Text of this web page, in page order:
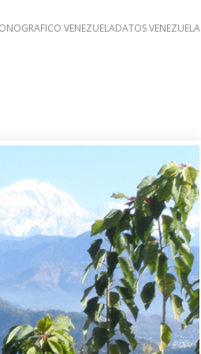
VENEZUELADATOS VENEZUELA